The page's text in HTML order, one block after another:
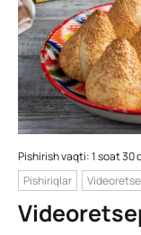
Pishirish vaqti: 1 soat 30
Pishiriqlar